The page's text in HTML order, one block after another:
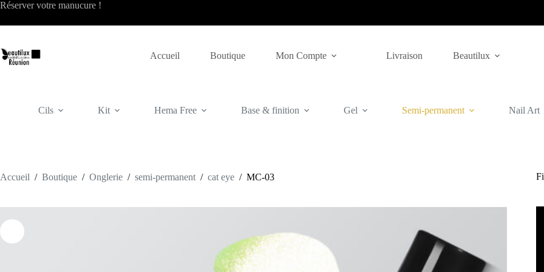
Passer
contenu
Réserver votre manucure !
Accueil Boutique Mon Compte Livraison Beautilux
Cils Kit Hema Free Base & finition Gel Semi-permanent Nail Art
Accueil / Boutique / Onglerie / semi-permanent / cat eye / MC-03